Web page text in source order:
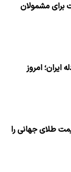
برای مشمولان
ایران؛ امروز
طلای جهانی را